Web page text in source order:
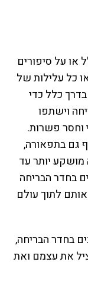
או על סיפורים
כל עלילות של
כלל כדי
וישתפו
וחסר פשרות.
גם בתפאורה,
מושקע יותר עד
בחדר הבריחה
לתוך עולם
בחדר הבריחה,
את עצמם ואת